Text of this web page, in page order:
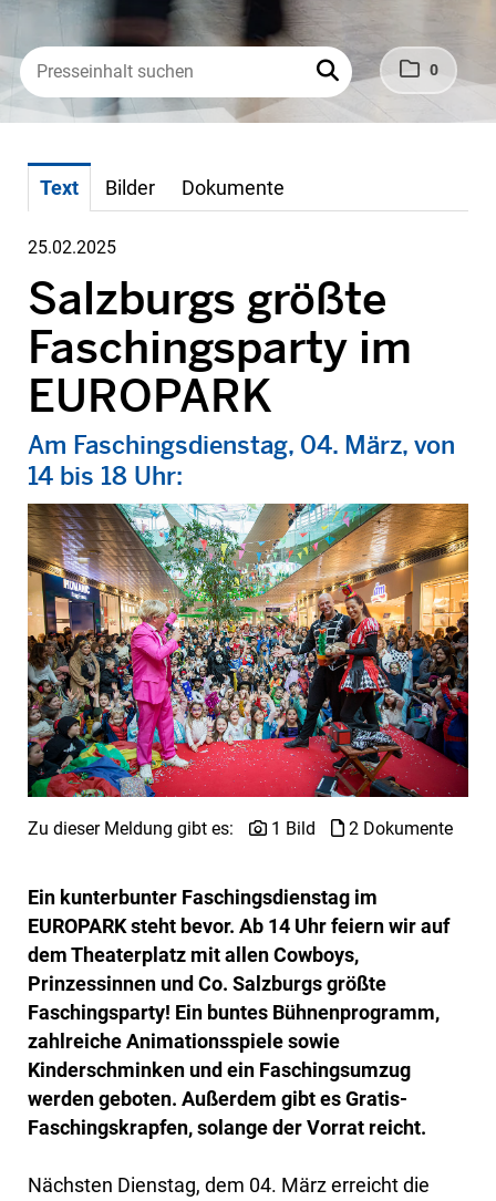
0
Text Bilder Dokumente
25.02.2025
Salzburgs größte
Faschingsparty im
EUROPARK
Am Faschingsdienstag, 04. März, von
14 bis 18 Uhr:
Zu dieser Meldung gibt es: 1 Bild 2 Dokumente
Ein kunterbunter Faschingsdienstag im
EUROPARK steht bevor. Ab 14 Uhr feiern wir auf
dem Theaterplatz mit allen Cowboys,
Prinzessinnen und Co. Salzburgs größte
Faschingsparty! Ein buntes Bühnenprogramm,
zahlreiche Animationsspiele sowie
Kinderschminken und ein Faschingsumzug
werden geboten. Außerdem gibt es Gratis-
Faschingskrapfen, solange der Vorrat reicht.
Nächsten Dienstag, dem 04. März erreicht die